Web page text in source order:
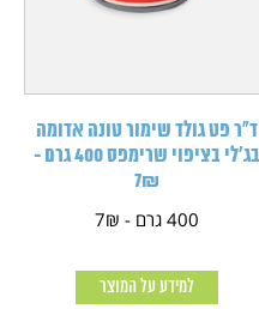
ד"ר פט גולד שימור טונה אדומה
בג'לי בציפוי שרימפס 400 גרם -
7₪
400 גרם - 7₪
למידע על המוצר